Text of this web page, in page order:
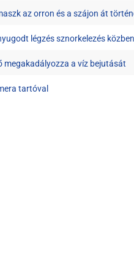
az orron és a szájon át
légzés sznorkelezés közben
megakadályozza a víz bejutását
tartóval